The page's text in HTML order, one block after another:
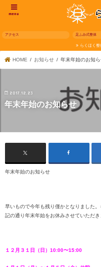
menu
アクセス 足ふみ式整体
らくほく
HOME お知らせ 年末年始のお知
2017.12.23
年末年始のお知らせ
年末年始のお知らせ
早いもので今年も残り僅かとなりました
記の通り年末年始をお休みさせていただき
１２月３１日（日）10:00〜15:00